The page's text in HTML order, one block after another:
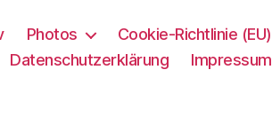
Photos
Cookie-Richtlinie (EU)
Datenschutzerklärung
Impressum